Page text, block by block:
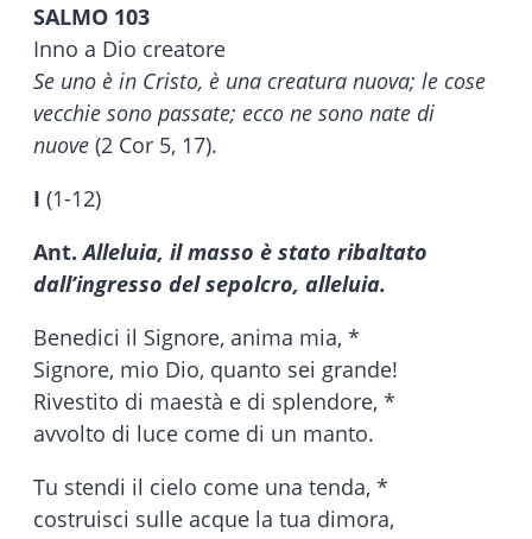
SALMO 103
Inno a Dio creatore
Se uno è in Cristo, è una creatura nuova; le cose
vecchie sono passate; ecco ne sono nate di
nuove (2 Cor 5, 17).
I (1-12)
Ant.Alleluia, il masso è stato ribaltato
dall’ingresso del sepolcro, alleluia.
Benedici il Signore, anima mia, *
Signore, mio Dio, quanto sei grande!
Rivestito di maestà e di splendore, *
avvolto di luce come di un manto.
Tu stendi il cielo come una tenda, *
costruisci sulle acque la tua dimora,